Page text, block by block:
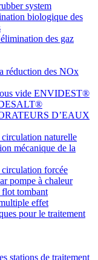
system
biologique des
des gaz
réduction des NOx
vide ENVIDEST®
DESALT®
D’EAUX
naturelle
mécanique de la
circulation forcée
pompe à chaleur
flot tombant
effet
pour le traitement
stations de traitement